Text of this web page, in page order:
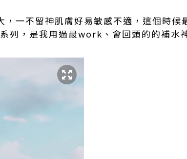
一不留神肌膚好易敏感不適，這個時候
，是我用過最work、會回頭的的補水